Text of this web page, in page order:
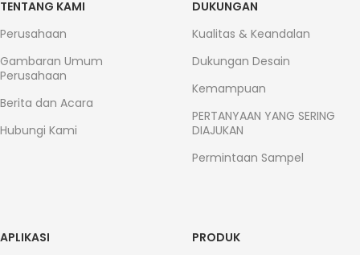
TENTANG KAMI
Perusahaan
Gambaran Umum
Perusahaan
Berita dan Acara
Hubungi Kami
DUKUNGAN
Kualitas & Keandalan
Dukungan Desain
Kemampuan
PERTANYAAN YANG SERING
DIAJUKAN
Permintaan Sampel
APLIKASI PRODUK